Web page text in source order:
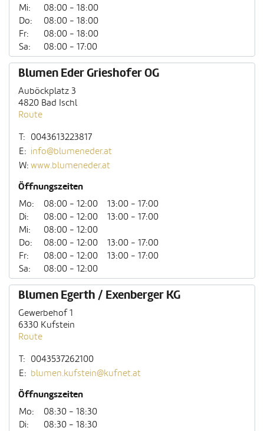
Mi:
08:00 - 18:00
Do:
08:00 - 18:00
Fr:
08:00 - 18:00
Sa:
08:00 - 17:00
Blumen Eder Grieshofer OG
Auböckplatz 3
4820 Bad Ischl
Route
T:
0043613223817
E: info@blumeneder.at
W: www.blumeneder.at
Öffnungszeiten
Mo: 08:00 - 12:00
13:00 - 17:00
Di:
08:00 - 12:00
13:00 - 17:00
Mi:
08:00 - 12:00
Do:
08:00 - 12:00
13:00 - 17:00
Fr:
08:00 - 12:00
13:00 - 17:00
Sa:
08:00 - 12:00
Blumen Egerth / Exenberger KG
Gewerbehof 1
6330 Kufstein
Route
T:
0043537262100
E: blumen.kufstein@kufnet.at
Öffnungszeiten
Mo:
08:30 - 18:30
Di:
08:30 - 18:30